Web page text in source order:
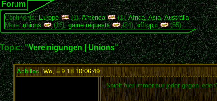
Forum
Continents:Europe (1),America (1),Africa,Asia,Australia
More:unions (16),game requests (24),offtopic (55)
Topic: "Vereinigungen | Unions"
Achilles We, 5.9.18 10:06:49:
Spielt hier immer nur jeder gegen